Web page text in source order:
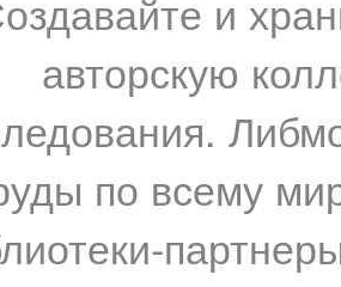
и
авторскую
по всему